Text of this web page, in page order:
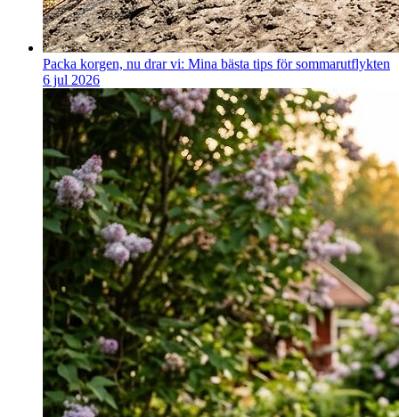
Packa korgen, nu drar vi: Mina bästa tips för sommarutflykten
6 jul 2026